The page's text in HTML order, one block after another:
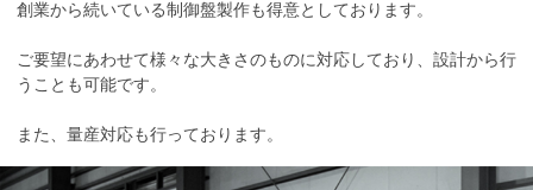
創業から続いている制御盤製作も得意としております。
ご要望にあわせて様々な大きさのものに対応しており、設計から行
うことも可能です。
また、量産対応も行っております。